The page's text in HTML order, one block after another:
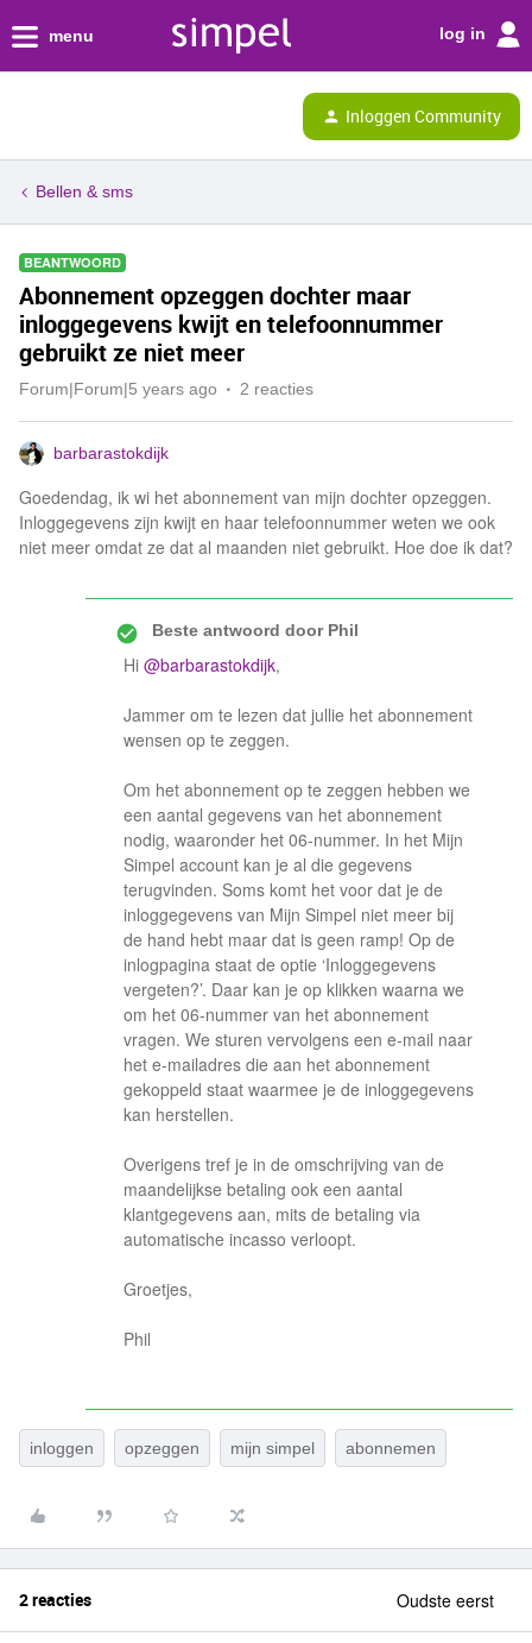
menu log in
Inloggen Community
Bellen & sms
BEANTWOORD
Abonnement opzeggen dochter maar
inloggegevens kwijt en telefoonnummer
gebruikt ze niet meer
Forum|Forum|5 years ago 2 reacties
barbarastokdijk
Goedendag, ik wi het abonnement van mijn dochter opzeggen.
Inloggegevens zijn kwijt en haar telefoonnummer weten we ook
niet meer omdat ze dat al maanden niet gebruikt. Hoe doe ik dat?
Beste antwoord doorPhil
Hi @barbarastokdijk,
Jammer om te lezen dat jullie het abonnement
wensen op te zeggen.
Om het abonnement op te zeggen hebben we
een aantal gegevens van het abonnement
nodig, waaronder het 06-nummer. In het Mijn
Simpel account kan je al die gegevens
terugvinden. Soms komt het voor dat je de
inloggegevens van Mijn Simpel niet meer bij
de hand hebt maar dat is geen ramp! Op de
inlogpagina staat de optie ‘Inloggegevens
vergeten?’. Daar kan je op klikken waarna we
om het 06-nummer van het abonnement
vragen. We sturen vervolgens een e-mail naar
het e-mailadres die aan het abonnement
gekoppeld staat waarmee je de inloggegevens
kan herstellen.
Overigens tref je in de omschrijving van de
maandelijkse betaling ook een aantal
klantgegevens aan, mits de betaling via
automatische incasso verloopt.
Groetjes,
Phil
inloggen opzeggen mijn simpel abonnemen
2 reacties Oudste eerst